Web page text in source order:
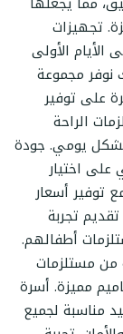
تجهيزات
الأيام الأولى
نوفر مجموعة
على توفير
الراحة
بشكل يومي. جودة
اختيار
توفير أسعار
تجربة
أطفالهم.
من مستلزمات
مميزة. أسرة
مناسبة لجميع